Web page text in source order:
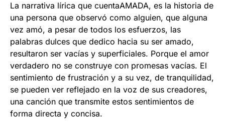
La narrativa lírica que cuentaAMADA, es la historia de
una persona que observó como alguien, que alguna
vez amó, a pesar de todos los esfuerzos, las
palabras dulces que dedico hacia su ser amado,
resultaron ser vacías y superficiales. Porque el amor
verdadero no se construye con promesas vacías. El
sentimiento de frustración y a su vez, de tranquilidad,
se pueden ver reflejado en la voz de sus creadores,
una canción que transmite estos sentimientos de
forma directa y concisa.